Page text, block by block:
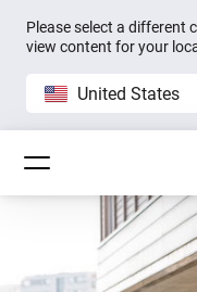
Please select a different
view content for your
United States